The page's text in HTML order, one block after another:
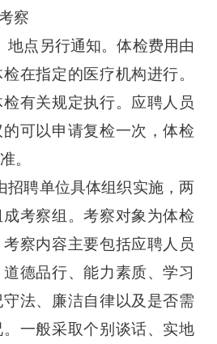
察
地点另行通知。体检费用由
在指定的医疗机构进行。
有关规定执行。应聘人员
可以申请复检一次，体检
。
招聘单位具体组织实施，两
考察组。考察对象为体检
察内容主要包括应聘人员
德品行、能力素质、学习
法、廉洁自律以及是否需
一般采取个别谈话、实地